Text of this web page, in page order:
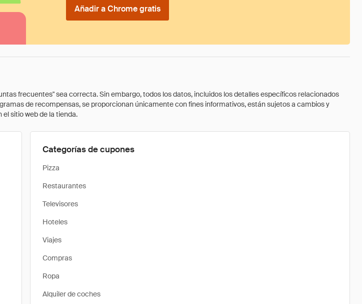
Añadir a Chrome gratis
frecuentes" sea correcta. Sin embargo, todos los datos, incluidos los detalles específicos relacionados
de recompensas, se proporcionan únicamente con fines informativos, están sujetos a cambios y
sitio web de la tienda.
Categorías de cupones
Pizza
Restaurantes
Televisores
Hoteles
Viajes
Compras
Ropa
Alquiler de coches